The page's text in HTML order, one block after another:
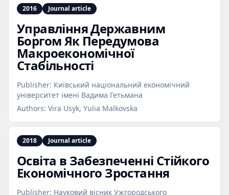
2016 Journal article
Управління Державним
Боргом Як Передумова
Макроекономічної
Стабільності
Publisher: Київський національний економічний
університет імені Вадима Гетьмана
Authors: Vira Usyk, Yulia Malkovska
2018 Journal article
Освіта в Забезпеченні Стійкого
Економічного Зростання
Publisher: Науковий вісник Ужгородського